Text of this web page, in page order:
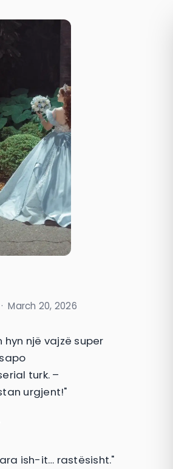
· March 20, 2026
hyn një vajzë super
turk. –
urgjent!"
ish-it… rastësisht."